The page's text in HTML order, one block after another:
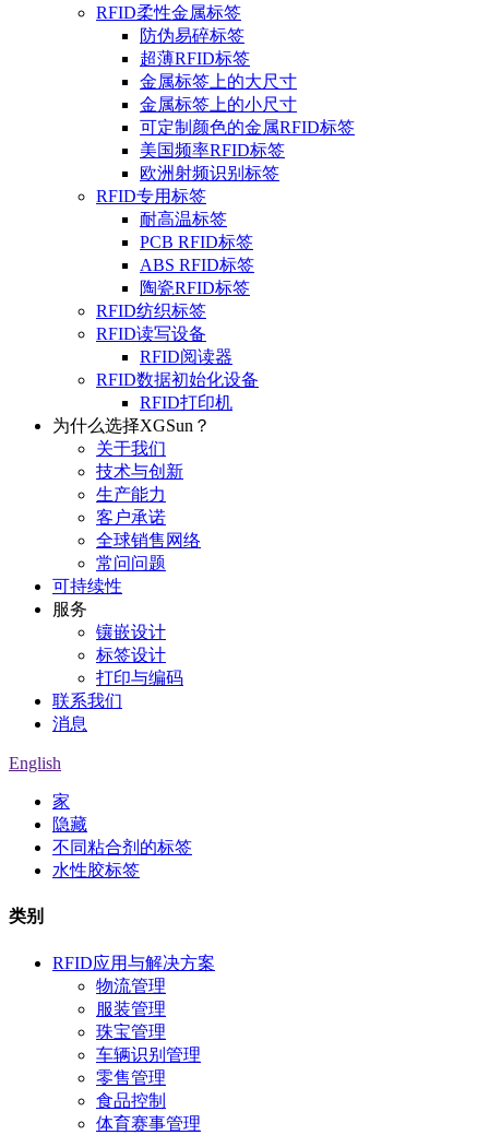
RFID柔性金属标签
防伪易碎标签
超薄RFID标签
金属标签上的大尺寸
金属标签上的小尺寸
可定制颜色的金属RFID标签
美国频率RFID标签
欧洲射频识别标签
RFID专用标签
耐高温标签
PCB RFID标签
ABS RFID标签
陶瓷RFID标签
RFID纺织标签
RFID读写设备
RFID阅读器
RFID数据初始化设备
RFID打印机
为什么选择XGSun？
关于我们
技术与创新
生产能力
客户承诺
全球销售网络
常问问题
可持续性
服务
镶嵌设计
标签设计
打印与编码
联系我们
消息
English
家
隐藏
不同粘合剂的标签
水性胶标签
类别
RFID应用与解决方案
物流管理
服装管理
珠宝管理
车辆识别管理
零售管理
食品控制
体育赛事管理